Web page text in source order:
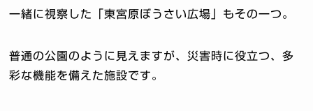
一緒に視察した「東宮原ぼうさい広場」もその一つ。
普通の公園のように見えますが、災害時に役立つ、多
彩な機能を備えた施設です。